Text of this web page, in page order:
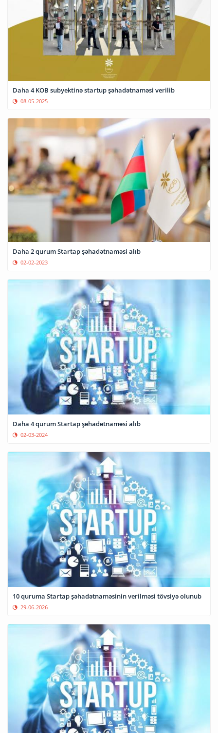
Daha 4 KOB subyektinə startup şəhadətnaməsi verilib
08-05-2025
Daha 2 qurum Startap şəhadətnaməsi alıb
02-02-2023
Daha 4 qurum Startap şəhadətnaməsi alıb
02-03-2024
10 quruma Startap şəhadətnaməsinin verilməsi tövsiyə olunub
29-06-2026